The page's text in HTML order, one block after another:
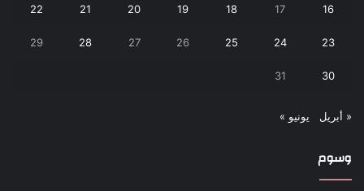
16
17
18
19
20
21
22
23
24
25
26
27
28
29
30
31
« أبريل يونيو »
وسوم